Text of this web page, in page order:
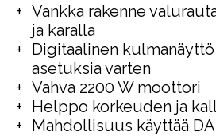
Vankka rakenne
ja karalla
Digitaalinen
asetuksia varten
Vahva 2200 W moottori
Helppo korkeuden ja
Mahdollisuus käyttää